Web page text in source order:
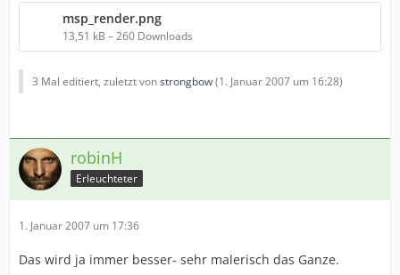
msp_render.png
13,51 kB – 260 Downloads
3 Mal editiert, zuletzt vonstrongbow(1. Januar 2007 um 16:28)
robinH
Erleuchteter
1. Januar 2007 um 17:36
Das wird ja immer besser- sehr malerisch das Ganze.